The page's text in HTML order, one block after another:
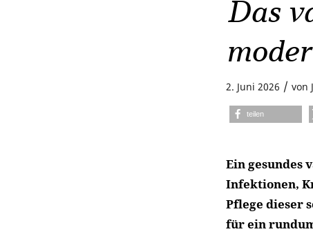
Das
2. Juni 2026 / von
teilen
Ein gesundes
Infektionen,
Pflege dieser
für ein